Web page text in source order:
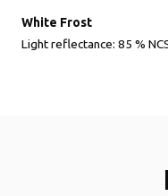
White Frost
Light reflectance: 85 %